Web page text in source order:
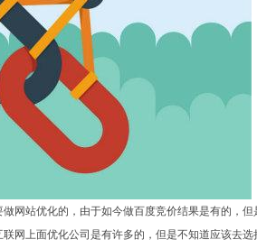
网站优化的，由于如今做百度竞价结果是有的，
网上面优化公司是有许多的，但是不知道应该去